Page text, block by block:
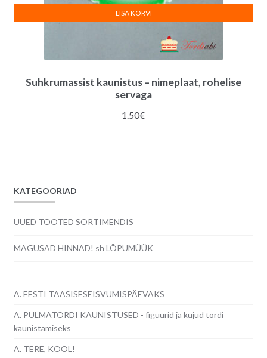
Suhkrumassist kaunistus – nimeplaat, rohelise
servaga
1.50€
LISA KORVI
KATEGOORIAD
UUED TOOTED SORTIMENDIS
MAGUSAD HINNAD! sh LÕPUMÜÜK
A. EESTI TAASISESEISVUMISPÄEVAKS
A. PULMATORDI KAUNISTUSED - figuurid ja kujud tordi
kaunistamiseks
A. TERE, KOOL!